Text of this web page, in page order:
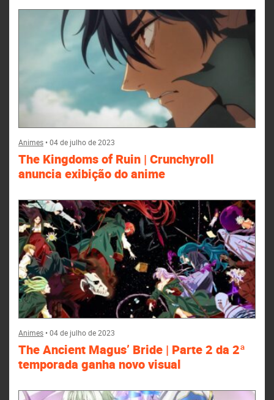
Animes•04 de julho de 2023
The Kingdoms of Ruin | Crunchyroll
anuncia exibição do anime
Animes•04 de julho de 2023
The Ancient Magus’ Bride | Parte 2 da 2ª
temporada ganha novo visual